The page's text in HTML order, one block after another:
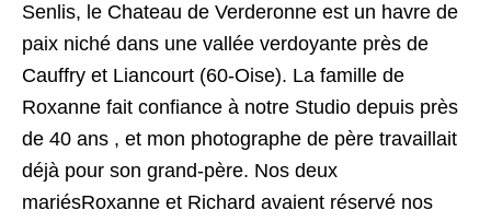
Senlis, le Chateau de Verderonne est un havre de
paix niché dans une vallée verdoyante près de
Cauffry et Liancourt (60-Oise). La famille de
Roxanne fait confiance à notre Studio depuis près
de 40 ans , et mon photographe de père travaillait
déjà pour son grand-père. Nos deux
mariésRoxanne et Richard avaient réservé nos